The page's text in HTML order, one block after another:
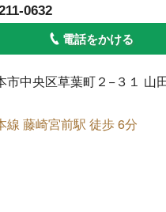
0632
電話をかける
市中央区草葉町２−３１ 山
線 藤崎宮前駅 徒歩 6分